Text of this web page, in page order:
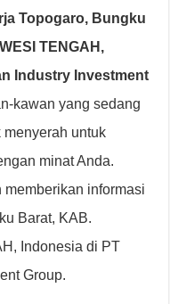
Topogaro, Bungku
TENGAH,
Industry Investment
kawan yang sedang
menyerah untuk
minat Anda.
informasi
Barat, KAB.
Indonesia di PT
Group.